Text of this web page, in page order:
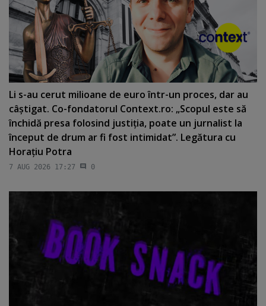
Li s-au cerut milioane de euro într-un proces, dar au
câştigat. Co-fondatorul Context.ro: „Scopul este să
închidă presa folosind justiţia, poate un jurnalist la
început de drum ar fi fost intimidat”. Legătura cu
Horaţiu Potra
7 AUG 2026 17:27 0